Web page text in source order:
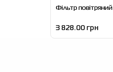
Фільтр повітряний
3 828.00 грн